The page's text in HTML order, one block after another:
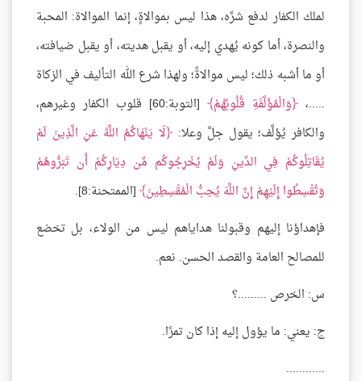
لملك الكفار لدفع شرِّه، هذا ليس بموالاةٍ، إنما الموالاة: المحبة
والنصرة، أما كونه يُهدي إليه، أو يقبل هديته، أو يقبل ضيافته،
أو ما أشبه ذلك؛ ليس موالاةً؛ ولهذا شرع الله التأليف في الزكاة
.....،
وَالْمُؤَلَّفَةِ قُلُوبُهُمْ
[التوبة:60] قلوب الكفار وغيرهم،
والكافر يُؤلَّف؛ يقول جلَّ وعلا:
لَا يَنْهَاكُمُ اللَّهُ عَنِ الَّذِينَ لَمْ
يُقَاتِلُوكُمْ فِي الدِّينِ وَلَمْ يُخْرِجُوكُم مِّن دِيَارِكُمْ أَن تَبَرُّوهُمْ
وَتُقْسِطُوا إِلَيْهِمْ إِنَّ اللَّهَ يُحِبُّ الْمُقْسِطِينَ [الممتحنة:8].
فإهداؤنا إليهم وقبولنا هداياهم ليس من الولاء، بل تخضع
للمصالح العامة والقصد الحسن. نعم.
س: الخرص .........؟
ج: يعني: ما يؤول إليه إذا كان تمرًا.
............